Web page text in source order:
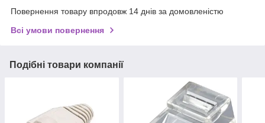
Повернення товару впродовж 14 днів за домовленістю
Всі умови повернення
Подібні товари компанії